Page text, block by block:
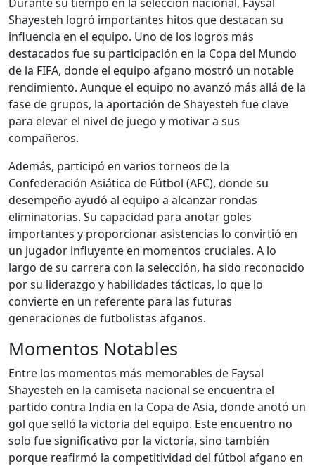
Shayesteh logró importantes hitos que destacan su
influencia en el equipo. Uno de los logros más
destacados fue su participación en la Copa del Mundo
de la FIFA, donde el equipo afgano mostró un notable
rendimiento. Aunque el equipo no avanzó más allá de la
fase de grupos, la aportación de Shayesteh fue clave
para elevar el nivel de juego y motivar a sus
compañeros.
Además, participó en varios torneos de la
Confederación Asiática de Fútbol (AFC), donde su
desempeño ayudó al equipo a alcanzar rondas
eliminatorias. Su capacidad para anotar goles
importantes y proporcionar asistencias lo convirtió en
un jugador influyente en momentos cruciales. A lo
largo de su carrera con la selección, ha sido reconocido
por su liderazgo y habilidades tácticas, lo que lo
convierte en un referente para las futuras
generaciones de futbolistas afganos.
Momentos Notables
Entre los momentos más memorables de Faysal
Shayesteh en la camiseta nacional se encuentra el
partido contra India en la Copa de Asia, donde anotó un
gol que selló la victoria del equipo. Este encuentro no
solo fue significativo por la victoria, sino también
porque reafirmó la competitividad del fútbol afgano en